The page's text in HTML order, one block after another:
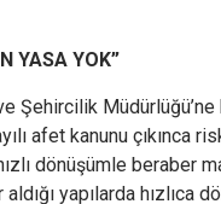
YASA YOK”
Şehircilik Müdürlüğü’ne
afet kanunu çıkınca
dönüşümle beraber
yapılarda hızlıca